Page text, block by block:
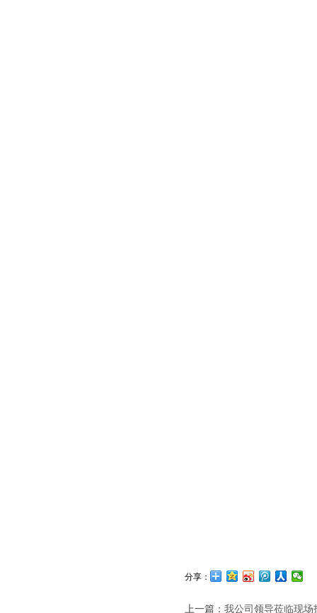
分享：
上一篇： 我公司领导莅临现场